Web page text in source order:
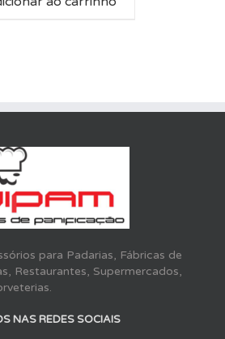
para Padarias, Fábricas de
Restaurantes, Supermercados,
NAS REDES SOCIAIS